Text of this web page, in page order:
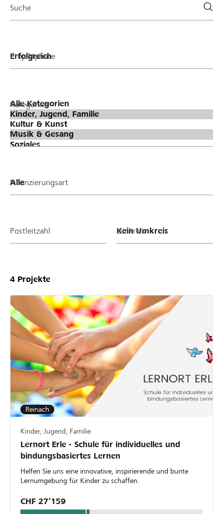
Suche
Projektphase
Kategorien
Finanzierungsart
Postleitzahl Umkreis
4 Projekte
Reinach
Kinder, Jugend, Familie
Lernort Erle - Schule für individuelles und
bindungsbasiertes Lernen
Helfen Sie uns eine innovative, inspirierende und bunte
Lernumgebung für Kinder zu schaffen.
CHF 27’159